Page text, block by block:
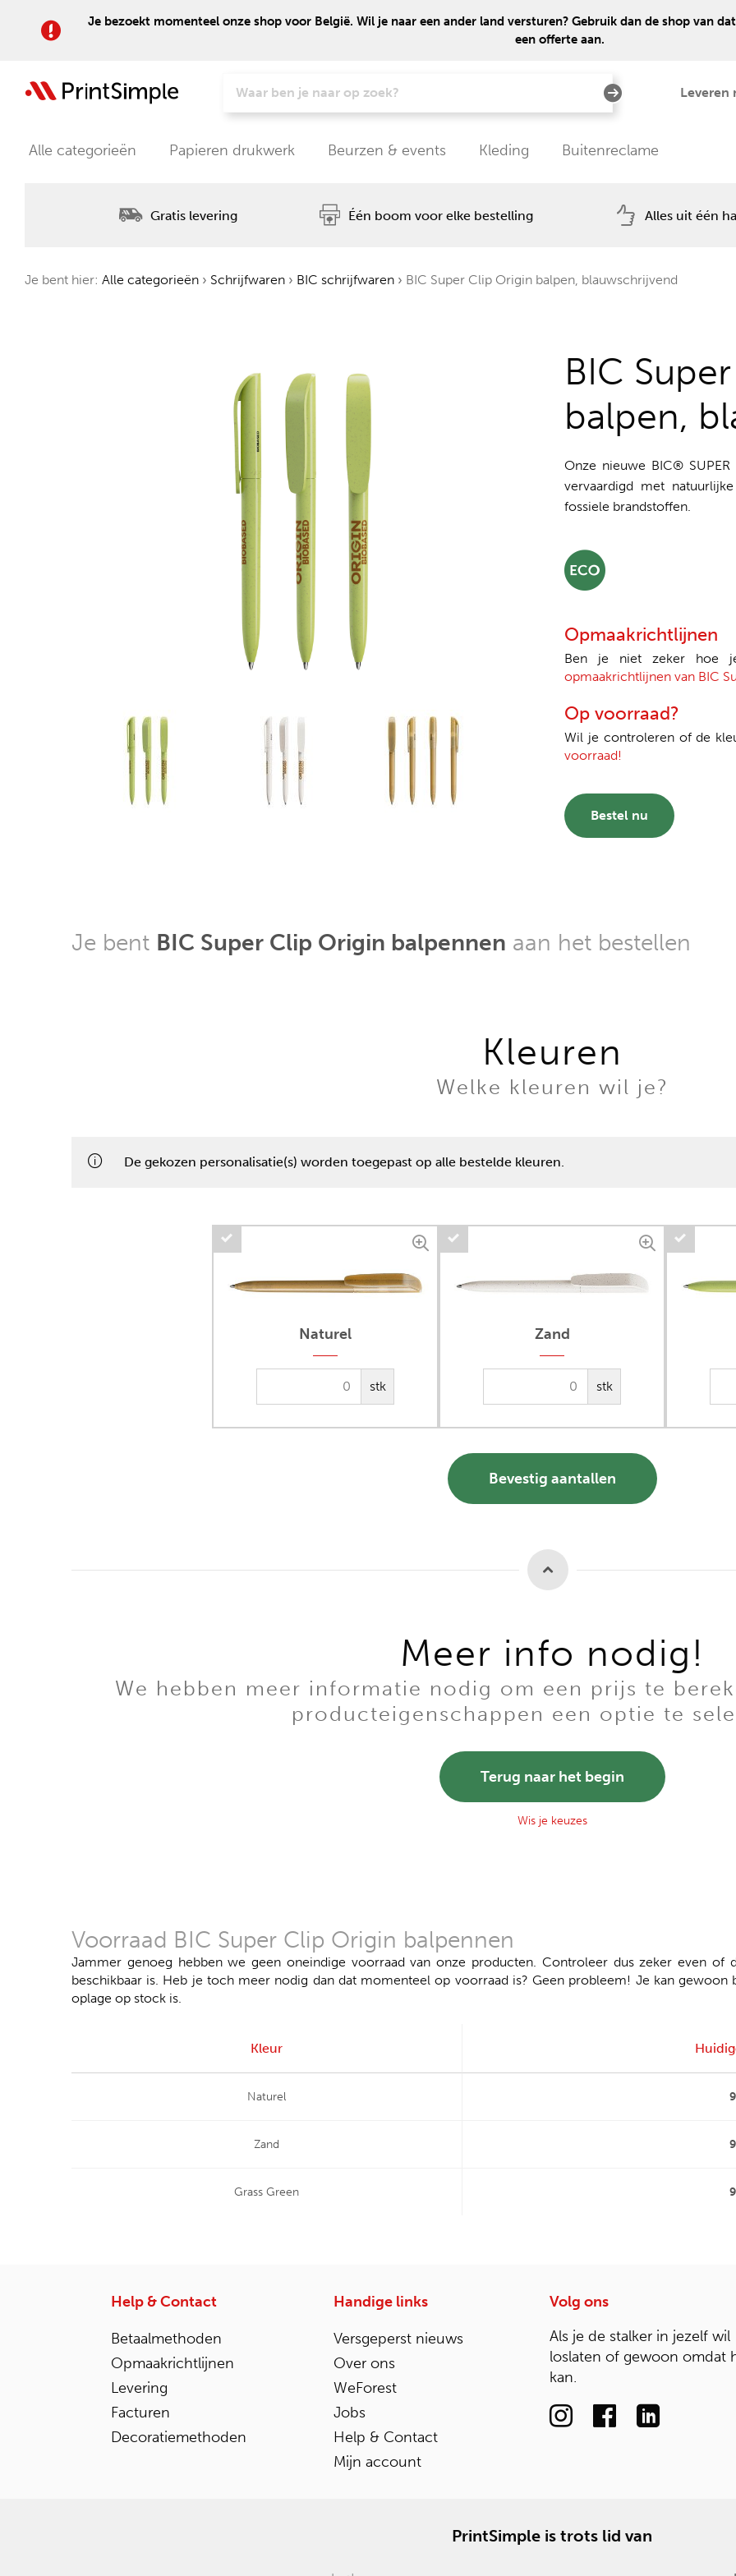
Je bezoekt momenteel onze shop voor België. Wil je naar een ander land versturen? Gebruik dan de shop van
een offerte aan.
Leveren
Alle categorieën Papieren drukwerk Beurzen & events Kleding Buitenreclame
Gratis levering Één boom voor elke bestelling Alles uit één
Je bent hier: Alle categorieën › Schrijfwaren › BIC schrijfwaren › BIC Super Clip Origin balpen, blauwschrijvend
BIC
balpen,
Onze nieuwe BIC®
vervaardigd met
fossiele brandstoffen.
Opmaakrichtlijnen
Ben je niet zeker hoe
opmaakrichtlijnen van BIC
Op voorraad?
Wil je controleren of de
voorraad!
Bestel nu
Je bent BIC Super Clip Origin balpennen aan het bestellen
Kleuren
Welke kleuren wil je?
De gekozen personalisatie(s) worden toegepast op alle bestelde kleuren.
Naturel
stk
Zand
stk
Bevestig aantallen
Meer info nodig!
We hebben meer informatie nodig om een prijs te
producteigenschappen een optie te
Terug naar het begin
Wis je keuzes
Voorraad BIC Super Clip Origin balpennen
Jammer genoeg hebben we geen oneindige voorraad van onze producten. Controleer dus zeker even
beschikbaar is. Heb je toch meer nodig dan dat momenteel op voorraad is? Geen probleem! Je kan
oplage op stock is.
Kleur
Naturel
Zand
Grass Green
Help & Contact
Betaalmethoden
Opmaakrichtlijnen
Levering
Facturen
Decoratiemethoden
Handige links
Versgeperst nieuws
Over ons
WeForest
Jobs
Help & Contact
Mijn account
Volg ons
Als je de stalker in jezelf wil
loslaten of gewoon omdat
kan.
PrintSimple is trots lid van